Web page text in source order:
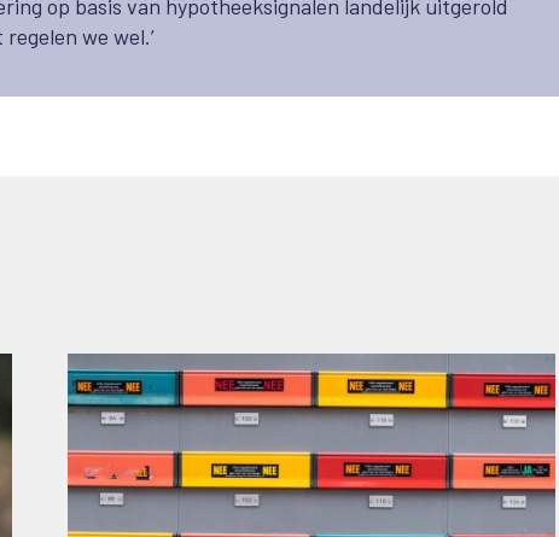
op basis van hypotheeksignalen landelijk uitgerold
we wel.’